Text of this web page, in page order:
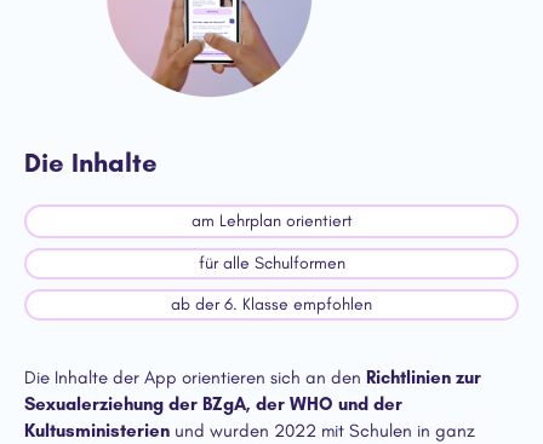
Die Inhalte
am Lehrplan orientiert
für alle Schulformen
ab der 6. Klasse empfohlen
Die Inhalte der App orientieren sich an den Richtlinien zur
Sexualerziehung der BZgA, der WHO und der
Kultusministerien und wurden 2022 mit Schulen in ganz